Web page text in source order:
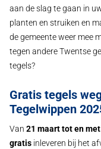
aan de slag te gaan in
planten en struiken en
de gemeente weer mee
tegen andere Twentse
tegels?
Gratis tegels
Tegelwippen
Van 21 maart tot en
gratis inleveren bij het